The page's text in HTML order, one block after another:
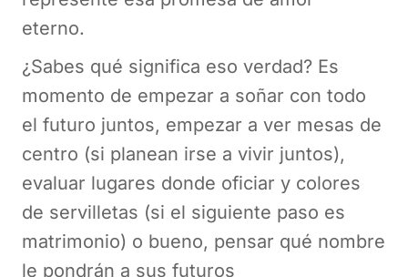
eterno.
¿Sabes qué significa eso verdad? Es
momento de empezar a soñar con todo
el futuro juntos, empezar a ver mesas de
centro (si planean irse a vivir juntos),
evaluar lugares donde oficiar y colores
de servilletas (si el siguiente paso es
matrimonio) o bueno, pensar qué nombre
le pondrán a sus futuros